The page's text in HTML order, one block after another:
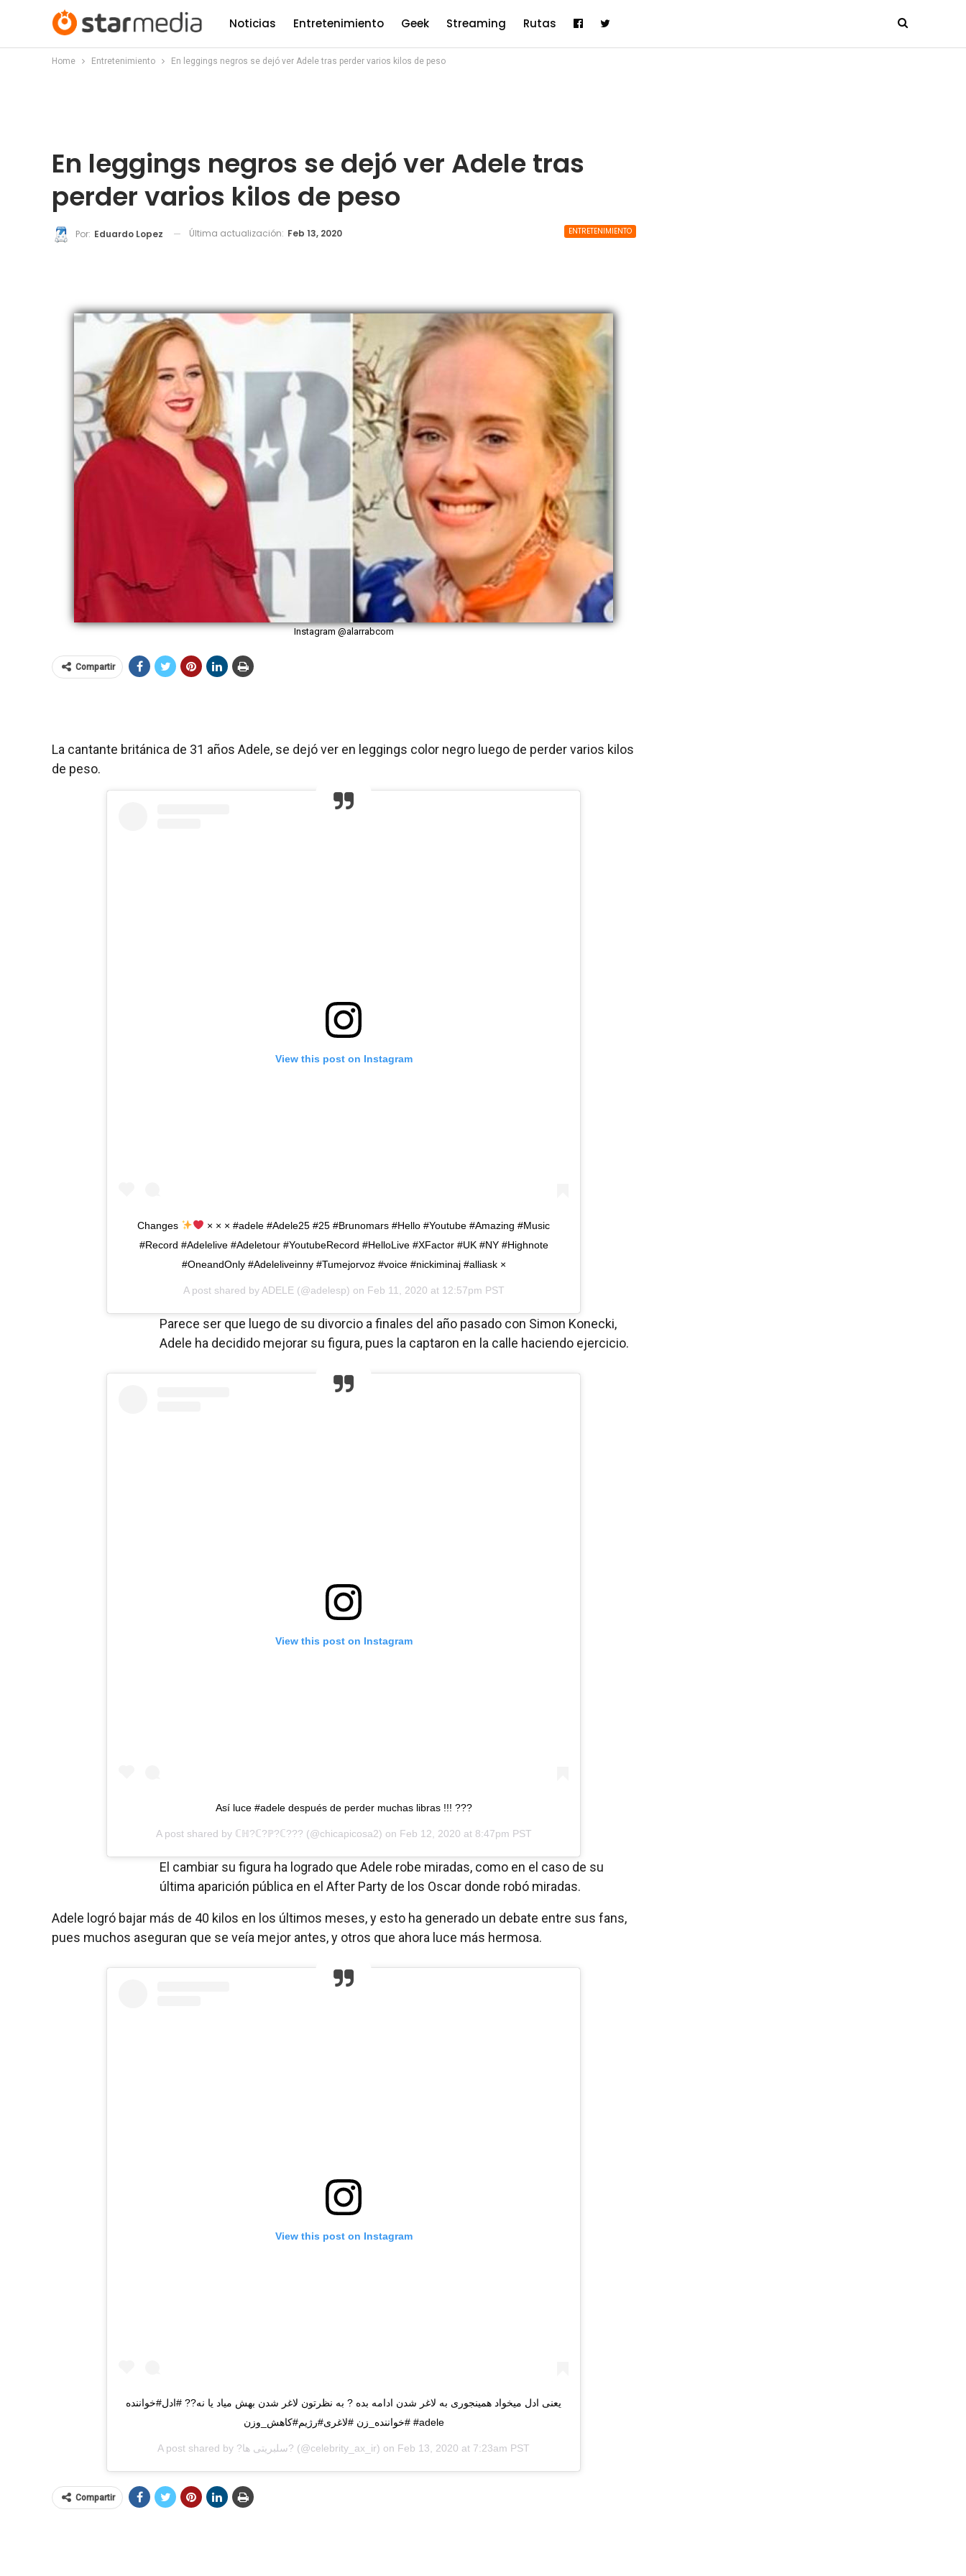
Noticias Entretenimiento Geek Streaming Rutas
Home Entretenimiento En leggings negros se dejó ver Adele tras perder varios kilos de peso
En leggings negros se dejó ver Adele tras
perder varios kilos de peso
ENTRETENIMIENTO
Por: Eduardo Lopez Última actualización: Feb 13, 2020
Instagram @alarrabcom
Compartir
La cantante británica de 31 años Adele, se dejó ver en leggings color negro luego de perder varios kilos
de peso.
View this post on Instagram
Changes
× × × #adele #Adele25 #25 #Brunomars #Hello #Youtube #Amazing #Music
#Record #Adelelive #Adeletour #YoutubeRecord #HelloLive #XFactor #UK #NY #Highnote
#OneandOnly #Adeleliveinny #Tumejorvoz #voice #nickiminaj #alliask ×
A post shared by ADELE(@adelesp) on Feb 11, 2020 at 12:57pm PST
Parece ser que luego de su divorcio a finales del año pasado con Simon Konecki,
Adele ha decidido mejorar su figura, pues la captaron en la calle haciendo ejercicio.
View this post on Instagram
Así luce #adele después de perder muchas libras !!! ???
A post shared by ℂℍ?ℂ?ℙ?ℂ??? (@chicapicosa2) on Feb 12, 2020 at 8:47pm PST
El cambiar su figura ha logrado que Adele robe miradas, como en el caso de su
última aparición pública en el After Party de los Oscar donde robó miradas.
Adele logró bajar más de 40 kilos en los últimos meses, y esto ha generado un debate entre sus fans,
pues muchos aseguran que se veía mejor antes, y otros que ahora luce más hermosa.
View this post on Instagram
یعنی ادل میخواد همینجوری به لاغر شدن ادامه بده ? به نظرتون لاغر شدن بهش میاد یا نه?? #ادل#خواننده
#خواننده_زن #لاغری#رژیم#کاهش_وزن #adele
A post shared by ?سلبریتی ها‌? (@celebrity_ax_ir) on Feb 13, 2020 at 7:23am PST
Compartir